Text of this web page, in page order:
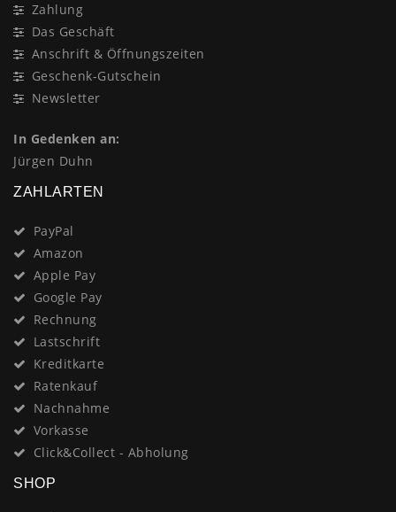
Zahlung
Das Geschäft
Anschrift & Öffnungszeiten
Geschenk-Gutschein
Newsletter
In Gedenken an:
Jürgen Duhn
ZAHLARTEN
PayPal
Amazon
Apple Pay
Google Pay
Rechnung
Lastschrift
Kreditkarte
Ratenkauf
Nachnahme
Vorkasse
Click&Collect - Abholung
SHOP